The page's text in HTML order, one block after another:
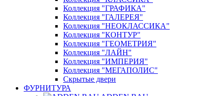
Коллекция "ГРАФИКА"
Коллекция "ГАЛЕРЕЯ"
Коллекция "НЕОКЛАССИКА"
Коллекция "КОНТУР"
Коллекция "ГЕОМЕТРИЯ"
Коллекция "ЛАЙН"
Коллекция "ИМПЕРИЯ"
Коллекция "МЕГАПОЛИС"
Скрытые двери
ФУРНИТУРА